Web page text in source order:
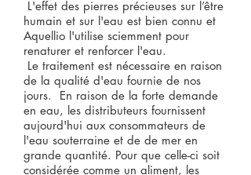
L'effet des pierres précieuses sur l’être
humain et sur l'eau est bien connu et
Aquellio l'utilise sciemment pour
renaturer et renforcer l'eau.
​ Le traitement est nécessaire en raison
de la qualité d'eau fournie de nos
jours. En raison de la forte demande
en eau, les distributeurs fournissent
aujourd'hui aux consommateurs de
l'eau souterraine et de de mer en
grande quantité. Pour que celle-ci soit
considérée comme un aliment, les